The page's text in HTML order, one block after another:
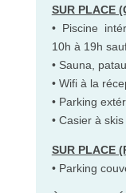
SUR PLACE
• Piscine
10h à 19h
• Sauna,
• Wifi à la
• Parking
• Casier à skis
SUR PLACE
• Parking